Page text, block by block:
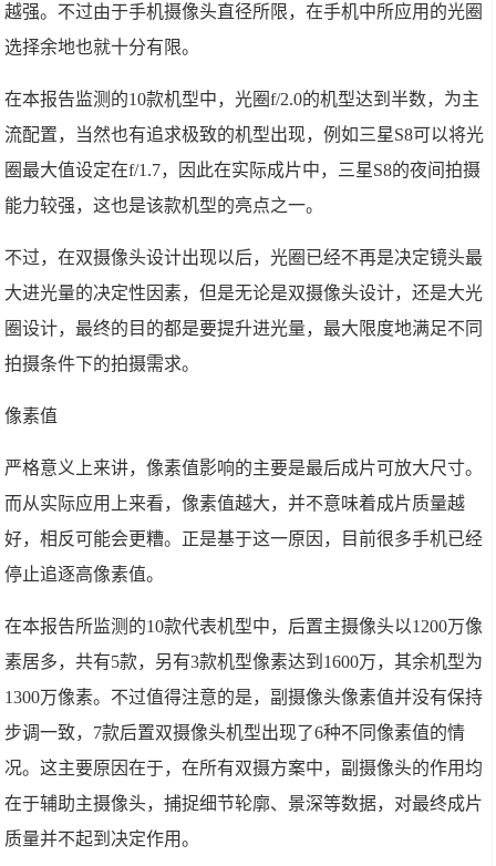
越强。不过由于手机摄像头直径所限，在手机中所应用的光圈
选择余地也就十分有限。
在本报告监测的10款机型中，光圈f/2.0的机型达到半数，为主
流配置，当然也有追求极致的机型出现，例如三星S8可以将光
圈最大值设定在f/1.7，因此在实际成片中，三星S8的夜间拍摄
能力较强，这也是该款机型的亮点之一。
不过，在双摄像头设计出现以后，光圈已经不再是决定镜头最
大进光量的决定性因素，但是无论是双摄像头设计，还是大光
圈设计，最终的目的都是要提升进光量，最大限度地满足不同
拍摄条件下的拍摄需求。
像素值
严格意义上来讲，像素值影响的主要是最后成片可放大尺寸。
而从实际应用上来看，像素值越大，并不意味着成片质量越
好，相反可能会更糟。正是基于这一原因，目前很多手机已经
停止追逐高像素值。
在本报告所监测的10款代表机型中，后置主摄像头以1200万像
素居多，共有5款，另有3款机型像素达到1600万，其余机型为
1300万像素。不过值得注意的是，副摄像头像素值并没有保持
步调一致，7款后置双摄像头机型出现了6种不同像素值的情
况。这主要原因在于，在所有双摄方案中，副摄像头的作用均
在于辅助主摄像头，捕捉细节轮廓、景深等数据，对最终成片
质量并不起到决定作用。